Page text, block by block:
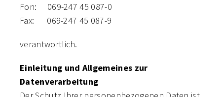
Fon: 069-247 45 087-0
Fax: 069-247 45 087-9
verantwortlich.
Einleitung und Allgemeines zur
Datenverarbeitung